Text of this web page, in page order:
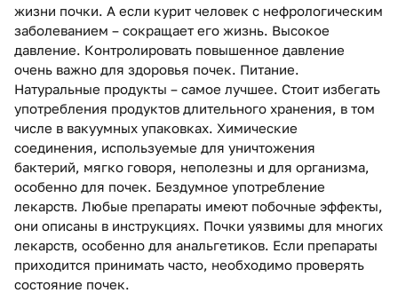
жизни почки. А если курит человек с нефрологическим
заболеванием – сокращает его жизнь. Высокое
давление. Контролировать повышенное давление
очень важно для здоровья почек. Питание.
Натуральные продукты – самое лучшее. Стоит избегать
употребления продуктов длительного хранения, в том
числе в вакуумных упаковках. Химические
соединения, используемые для уничтожения
бактерий, мягко говоря, неполезны и для организма,
особенно для почек. Бездумное употребление
лекарств. Любые препараты имеют побочные эффекты,
они описаны в инструкциях. Почки уязвимы для многих
лекарств, особенно для анальгетиков. Если препараты
приходится принимать часто, необходимо проверять
состояние почек.